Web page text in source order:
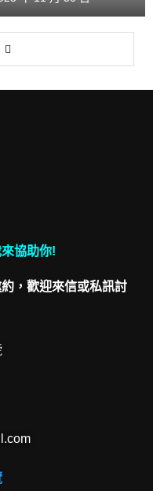
協助你!
，歡迎來信或私訊討